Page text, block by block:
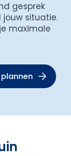
gesprek
jouw situatie.
maximale